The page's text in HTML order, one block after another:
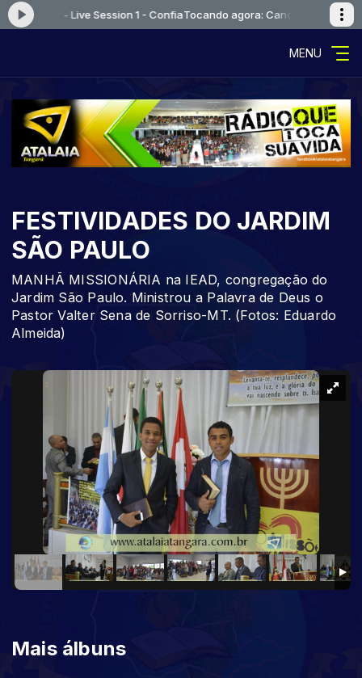
Louvor - Live Session 1 - ConfiaTocando agora: Canção e Louvor -
MENU
FESTIVIDADES DO JARDIM
SÃO PAULO
MANHÃ MISSIONÁRIA na IEAD, congregação do
Jardim São Paulo. Ministrou a Palavra de Deus o
Pastor Valter Sena de Sorriso-MT. (Fotos: Eduardo
Almeida)
Mais álbuns